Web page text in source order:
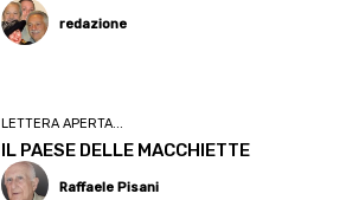
redazione
LETTERA APERTA...
IL PAESE DELLE MACCHIETTE
Raffaele Pisani